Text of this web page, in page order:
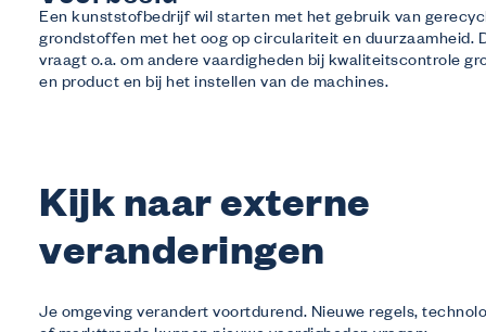
Een kunststofbedrijf wil starten met het gebruik van
grondstoffen met het oog op circulariteit en duurzaamheid.
vraagt o.a. om andere vaardigheden bij kwaliteitscontrole
en product en bij het instellen van de machines.
Kijk naar externe
veranderingen
Je omgeving verandert voortdurend. Nieuwe regels,